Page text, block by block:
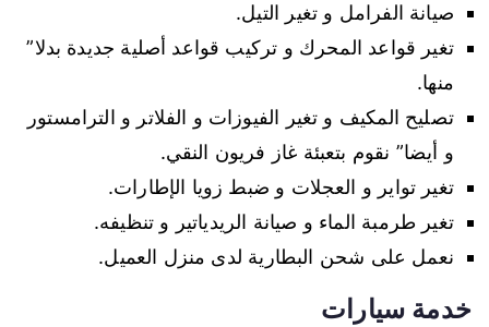
صيانة الفرامل و تغير التيل.
تغير قواعد المحرك و تركيب قواعد أصلية جديدة بدلا”
منها.
تصليح المكيف و تغير الفيوزات و الفلاتر و الترامستور
و أيضا” نقوم بتعبئة غاز فريون النقي.
تغير تواير و العجلات و ضبط زويا الإطارات.
تغير طرمبة الماء و صيانة الريدياتير و تنظيفه.
نعمل على شحن البطارية لدى منزل العميل.
خدمة سيارات